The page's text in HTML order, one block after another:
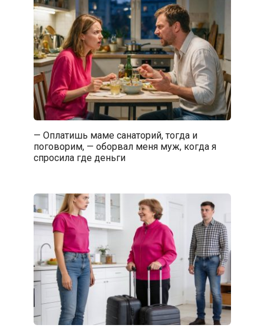
— Оплатишь маме санаторий, тогда и
поговорим, — оборвал меня муж, когда я
спросила где деньги